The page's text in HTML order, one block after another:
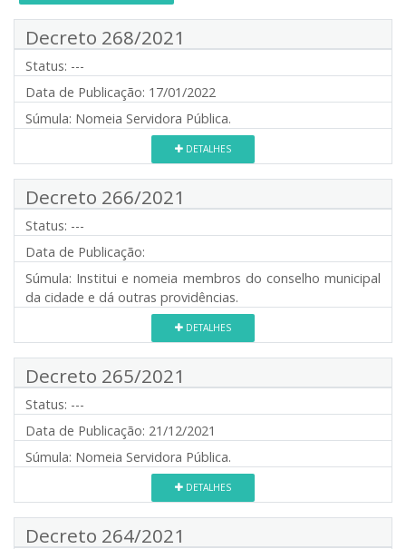
Decreto 268/2021
Status: ---
Data de Publicação: 17/01/2022
Súmula: Nomeia Servidora Pública.
DETALHES
Decreto 266/2021
Status: ---
Data de Publicação:
Súmula: Institui e nomeia membros do conselho municipal
da cidade e dá outras providências.
DETALHES
Decreto 265/2021
Status: ---
Data de Publicação: 21/12/2021
Súmula: Nomeia Servidora Pública.
DETALHES
Decreto 264/2021